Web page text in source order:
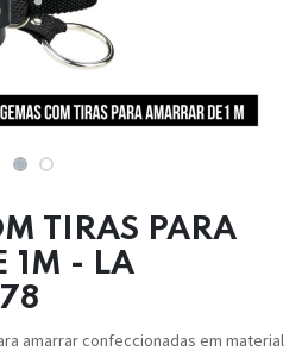
TIRAS PARA
1M - LA
amarrar confeccionadas em material